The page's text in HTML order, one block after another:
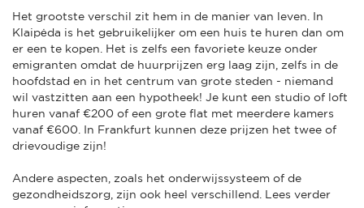
Het grootste verschil zit hem in de manier van leven. In
Klaipėda is het gebruikelijker om een huis te huren dan om
er een te kopen. Het is zelfs een favoriete keuze onder
emigranten omdat de huurprijzen erg laag zijn, zelfs in de
hoofdstad en in het centrum van grote steden - niemand
wil vastzitten aan een hypotheek! Je kunt een studio of loft
huren vanaf €200 of een grote flat met meerdere kamers
vanaf €600. In Frankfurt kunnen deze prijzen het twee of
drievoudige zijn!
Andere aspecten, zoals het onderwijssysteem of de
gezondheidszorg, zijn ook heel verschillend. Lees verder